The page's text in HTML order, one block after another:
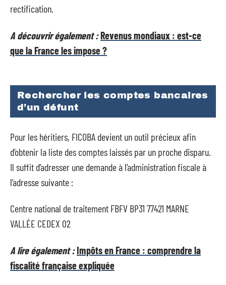
rectification.
A découvrir également :Revenus mondiaux : est-ce
que la France les impose ?
Rechercher les comptes bancaires
d’un défunt
Pour les héritiers, FICOBA devient un outil précieux afin
d’obtenir la liste des comptes laissés par un proche disparu.
Il suffit d’adresser une demande à l’administration fiscale à
l’adresse suivante :
Centre national de traitement FBFV BP31 77421 MARNE
VALLÉE CEDEX 02
A lire également :Impôts en France : comprendre la
fiscalité française expliquée